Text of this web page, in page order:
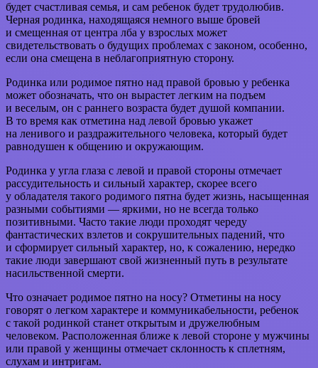
будет счастливая семья, и сам ребенок будет трудолюбив.
Черная родинка, находящаяся немного выше бровей
и смещенная от центра лба у взрослых может
свидетельствовать о будущих проблемах с законом, особенно,
если она смещена в неблагоприятную сторону.
Родинка или родимое пятно над правой бровью у ребенка
может обозначать, что он вырастет легким на подъем
и веселым, он с раннего возраста будет душой компании.
В то время как отметина над левой бровью укажет
на ленивого и раздражительного человека, который будет
равнодушен к общению и окружающим.
Родинка у угла глаза с левой и правой стороны отмечает
рассудительность и сильный характер, скорее всего
у обладателя такого родимого пятна будет жизнь, насыщенная
разными событиями — яркими, но не всегда только
позитивными. Часто такие люди проходят череду
фантастических взлетов и сокрушительных падений, что
и сформирует сильный характер, но, к сожалению, нередко
такие люди завершают свой жизненный путь в результате
насильственной смерти.
Что означает родимое пятно на носу? Отметины на носу
говорят о легком характере и коммуникабельности, ребенок
с такой родинкой станет открытым и дружелюбным
человеком. Расположенная ближе к левой стороне у мужчины
или правой у женщины отмечает склонность к сплетням,
слухам и интригам.